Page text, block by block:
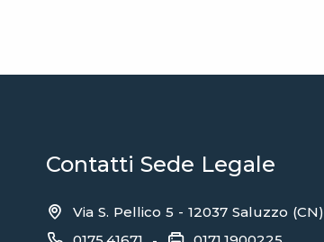
Contatti Sede Legale
Via S. Pellico 5 - 12037 Saluzzo (CN)